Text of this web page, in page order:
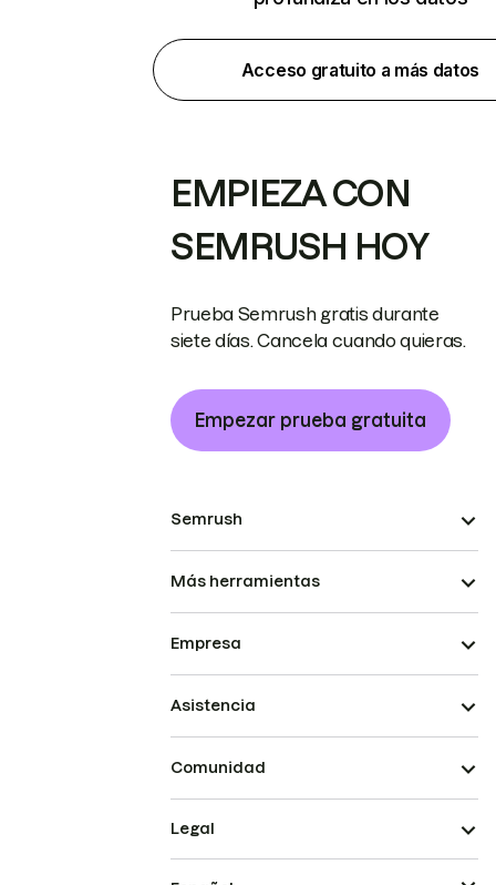
Acceso gratuito a más datos
EMPIEZA CON
SEMRUSH HOY
Prueba Semrush gratis durante
siete días. Cancela cuando quieras.
Empezar prueba gratuita
Semrush
Más herramientas
Empresa
Asistencia
Comunidad
Legal